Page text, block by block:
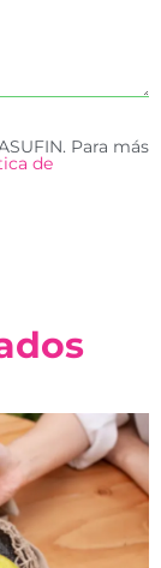
Para más
de